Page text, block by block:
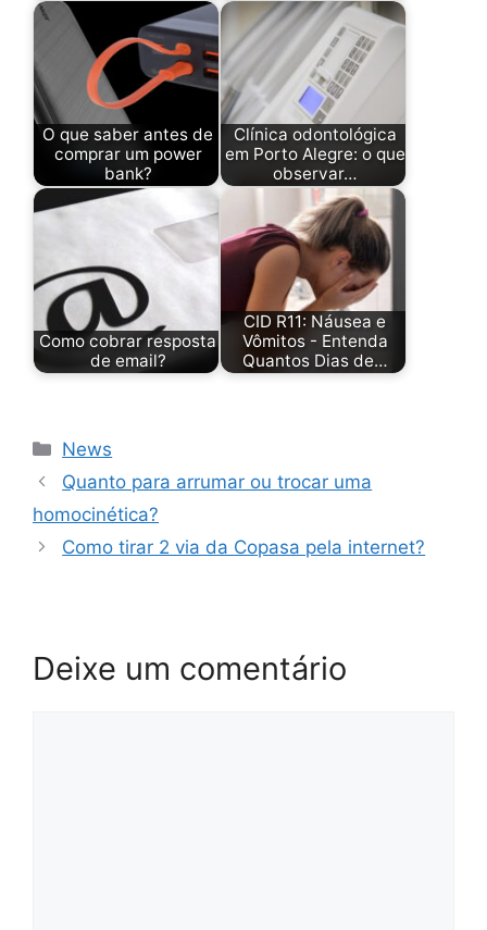
O que saber antes de
comprar um power
bank?
Clínica odontológica
em Porto Alegre: o que
observar…
Como cobrar resposta
de email?
CID R11: Náusea e
Vômitos - Entenda
Quantos Dias de…
Categorias
News
Quanto para arrumar ou trocar uma
homocinética?
Como tirar 2 via da Copasa pela internet?
Deixe um comentário